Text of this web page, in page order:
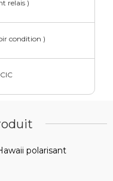
polarisant